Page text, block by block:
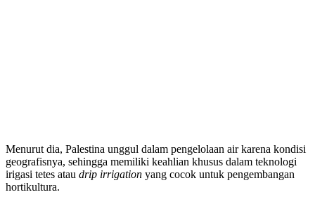
Menurut dia, Palestina unggul dalam pengelolaan air karena kondisi
geografisnya, sehingga memiliki keahlian khusus dalam teknologi
irigasi tetes atau drip irrigation yang cocok untuk pengembangan
hortikultura.